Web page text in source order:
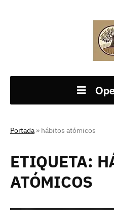
Portada » hábitos atómicos
ETIQUETA:
ATÓMICOS